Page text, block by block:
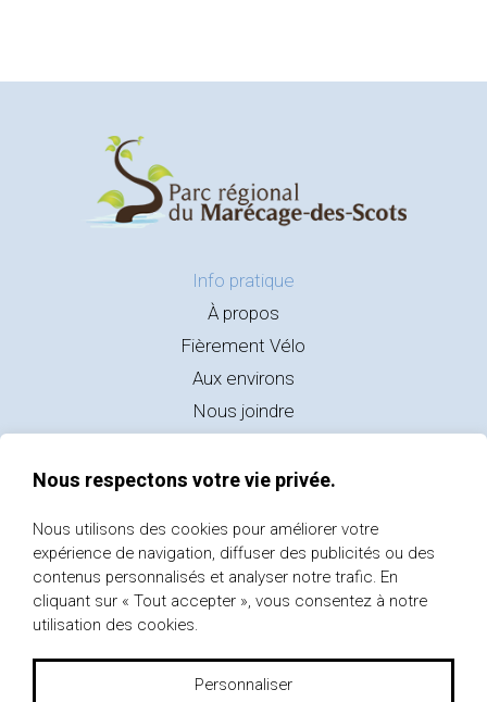
Info pratique
À propos
Fièrement Vélo
Aux environs
Nous joindre
11, rue du Parc
info_prms@hsfqc.ca
819 560-8500
©2022-2023 Tous droits réservés - Parc régional du Marécage-
Nous respectons votre vie privée.
Nous utilisons des cookies pour améliorer votre
expérience de navigation, diffuser des publicités ou des
contenus personnalisés et analyser notre trafic. En
cliquant sur « Tout accepter », vous consentez à notre
utilisation des cookies.
Personnaliser